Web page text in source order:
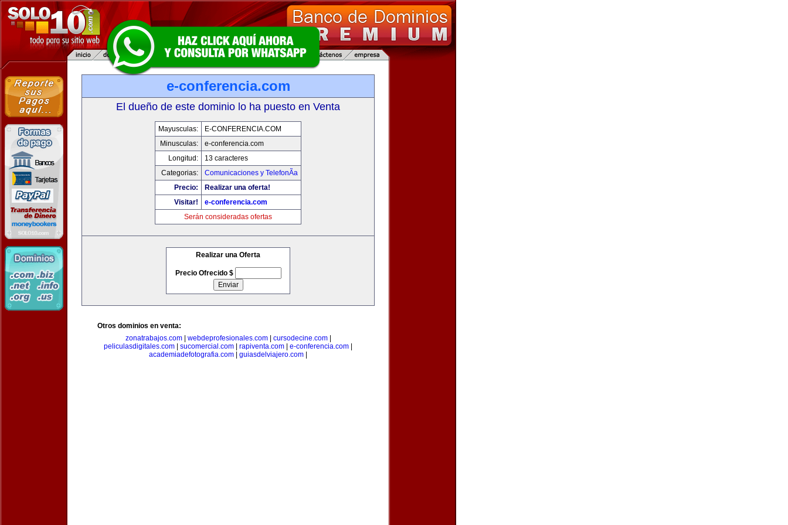
e-conferencia.com
El dueño de este dominio lo ha puesto en Venta
Mayusculas:
E-CONFERENCIA.COM
Minusculas:
e-conferencia.com
Longitud:
13 caracteres
Categorias:
Comunicaciones y TelefonÃ­a
Precio:
Realizar una oferta!
Visitar!
e-conferencia.com
Serán consideradas ofertas
Realizar una Oferta
Precio Ofrecido $
Otros dominios en venta:
zonatrabajos.com| webdeprofesionales.com| cursodecine.com|
peliculasdigitales.com
sucomercial.com rapiventa.com e-conferencia.com
academiadefotografia.com
guiasdelviajero.com